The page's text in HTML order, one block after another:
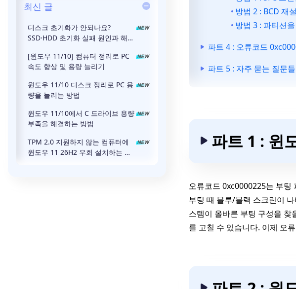
최신 글
디스크 초기화가 안되나요?
SSD·HDD 초기화 실패 원인과 해결
[윈도우 11/10] 컴퓨터 정리로 PC
속도 향상 및 용량 늘리기
윈도우 11/10 디스크 정리로 PC 용
량을 늘리는 방법
윈도우 11/10에서 C 드라이브 용량
부족을 해결하는 방법
TPM 2.0 지원하지 않는 컴퓨터에
윈도우 11 26H2 우회 설치하는 방
방법 2 : BCD 재
방법 3 : 파티션
파트 4 : 오류코드
파트 5 : 자주 묻는 질문들
파트 1 : 윈
오류코드 0xc0000225는 부팅
부팅 때 블루/블랙 스크린이
스템이 올바른 부팅 구성을 찾
를 고칠 수 있습니다. 이제 오